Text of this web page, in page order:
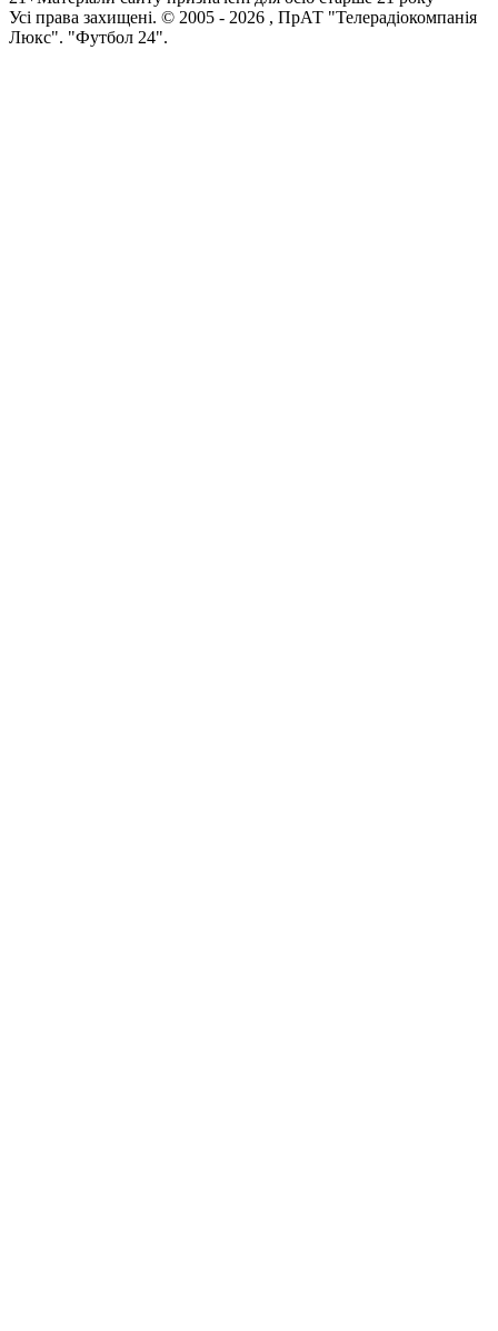
Усi права захищенi. © 2005 - 2026 , ПрАТ "Телерадіокомпанія
Люкс". "Футбол 24".